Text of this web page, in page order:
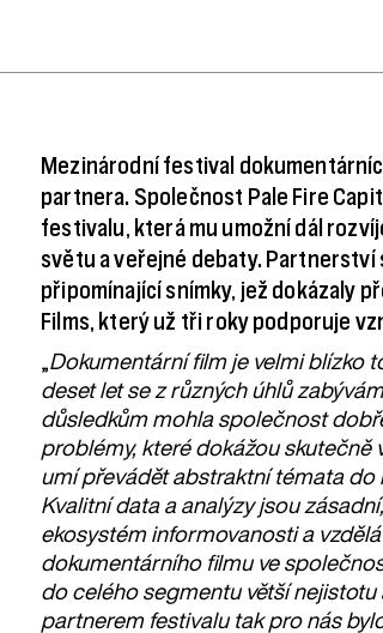
Mezinárodní festival
partnera. Společnost Pale Fire
festivalu, která mu umožní dál
světu a veřejné debaty. Partnerství
připomínající snímky, jež dokázaly
Films, který už tři roky podporuje
Dokumentární film je velmi blízko
deset let se z různých úhlů
důsledkům mohla společnost
problémy, které dokážou skutečně
umí převádět abstraktní témata do
Kvalitní data a analýzy jsou
ekosystém informovanosti a
dokumentárního filmu ve
do celého segmentu větší
partnerem festivalu tak pro nás